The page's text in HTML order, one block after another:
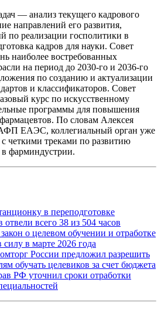
— анализ текущего кадрового
направлений его развития,
по реализации госполитики в
кадров для науки. Совет
наиболее востребованных
на период до 2030-го и 2036-го
по созданию и актуализации
и классификаторов. Совет
курс по искусственному
программы для повышения
По словам Алексея
АФП ЕАЭС, коллегиальный орган уже
четкими треками по развитию
в фарминдустрии.
в переподготовке
всего 38 из 504 часов
о целевом обучении и отработке
в марте 2026 года
России предложил разрешить
обучать целевиков за счет бюджета
РФ уточнил сроки отработки